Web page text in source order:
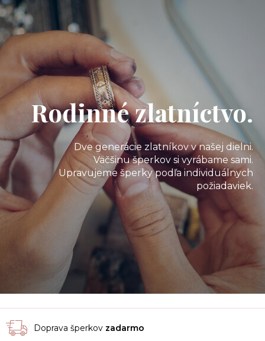
Rodinné zlatníctvo.
Dve generácie zlatníkov v našej dielni.
Väčšinu šperkov si vyrábame sami.
Upravujeme šperky podľa individuálnych
požiadaviek.
Doprava šperkov zadarmo